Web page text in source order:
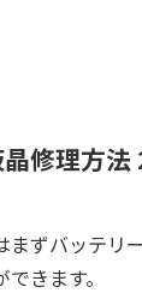
修理方法
ずバッテリ
きます。